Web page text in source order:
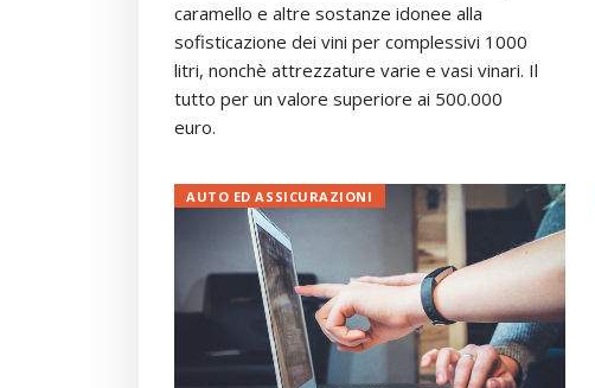
caramello e altre sostanze idonee alla
sofisticazione dei vini per complessivi 1000
litri, nonchè attrezzature varie e vasi vinari. Il
tutto per un valore superiore ai 500.000
euro.
AUTO ED ASSICURAZIONI